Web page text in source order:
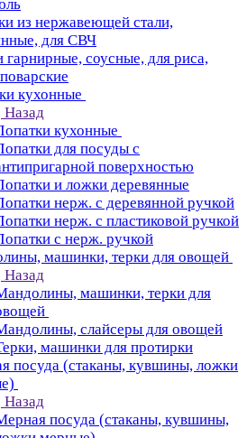
из нержавеющей стали,
для СВЧ
соусные, для риса,
кухонные
Назад
кухонные
для посуды с
поверхностью
и ложки деревянные
нерж. с деревянной ручкой
нерж. с пластиковой ручкой
с нерж. ручкой
машинки, терки для овощей
Назад
машинки, терки для
слайсеры для овощей
машинки для протирки
посуда (стаканы, кувшины, ложки
Назад
посуда (стаканы, кувшины,